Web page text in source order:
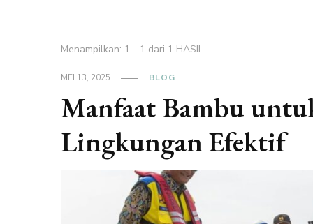
Menampilkan: 1 - 1 dari 1 HASIL
MEI 13, 2025 BLOG
Manfaat Bambu
Lingkungan Efektif